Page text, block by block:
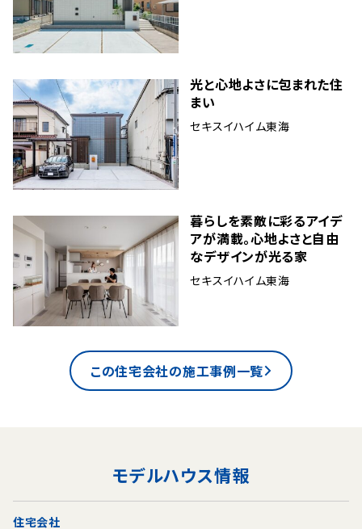
光と心地よさに包まれた住
まい
セキスイハイム東海
暮らしを素敵に彩るアイデ
アが満載。心地よさと自由
なデザインが光る家
セキスイハイム東海
この住宅会社の施工事例一覧
モデルハウス情報
住宅会社